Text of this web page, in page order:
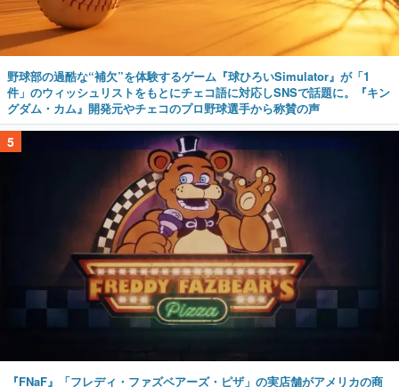
野球部の過酷な“補欠”を体験するゲーム『球ひろいSimulator』が「1
件」のウィッシュリストをもとにチェコ語に対応しSNSで話題に。『キン
グダム・カム』開発元やチェコのプロ野球選手から称賛の声
5
『FNaF』「フレディ・ファズベアーズ・ピザ」の実店舗がアメリカの商